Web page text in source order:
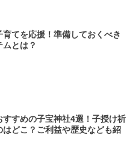
育てを応援！準備しておくべき
ムとは？
すすめの子宝神社4選！子授け祈
はどこ？ご利益や歴史なども紹